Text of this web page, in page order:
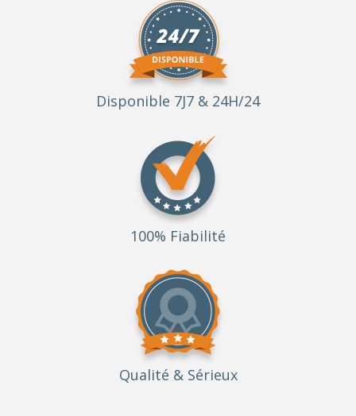
Disponible 7J7 & 24H/24
100% Fiabilité
Qualité & Sérieux